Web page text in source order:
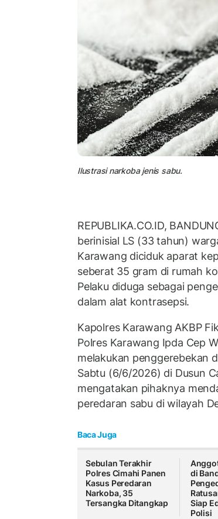
Ilustrasi narkoba jenis sabu.
REPUBLIKA.CO.ID,
berinisial LS (33 tahun)
Karawang diciduk aparat
seberat 35 gram di rumah
Pelaku diduga sebagai
dalam alat kontrasepsi.
Kapolres Karawang AKBP
Polres Karawang Ipda Cep
melakukan penggerebekan
Sabtu (6/6/2026) di Dusun
mengatakan pihaknya
peredaran sabu di wilayah
Baca Juga
Sebulan Terakhir
Polres Cimahi Panen
Kasus Peredaran
Narkoba, 35
Tersangka Ditangkap
di
Siap
Polisi